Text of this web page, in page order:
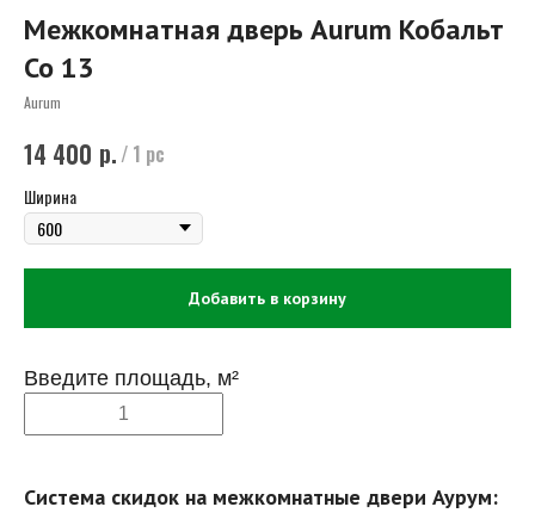
Межкомнатная дверь Aurum Кобальт
Co 13
Aurum
14 400 р. / 1 pc
Ширина
Добавить в корзину
Введите площадь, м²
Система скидок на межкомнатные двери Аурум: